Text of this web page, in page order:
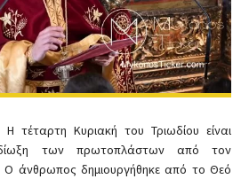
Η τέταρτη Κυριακή του Τριωδίου είναι
των πρωτοπλάστων από τον
Ο άνθρωπος δημιουργήθηκε από το Θεό